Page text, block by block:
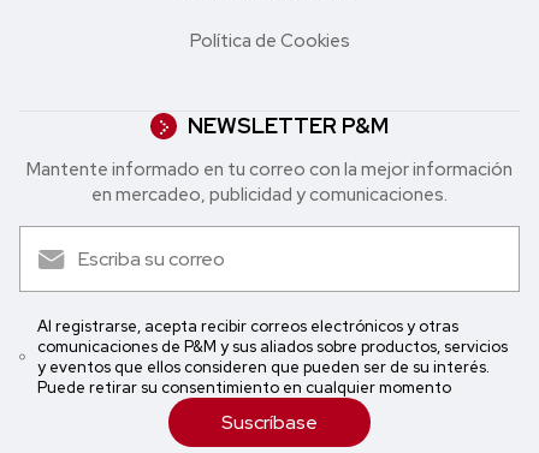
Política de Cookies
NEWSLETTER P&M
Mantente informado en tu correo con la mejor in formación
en mercadeo, publicidad y comunicaciones.
Al registrarse, acepta recibir correos electrónicos y otras
comunicaciones de P&M y sus aliados sobre productos, servicios
y eventos que ellos consideren que pueden ser de su interés.
Puede retirar su consentimiento en cualquier momento
Suscríbase